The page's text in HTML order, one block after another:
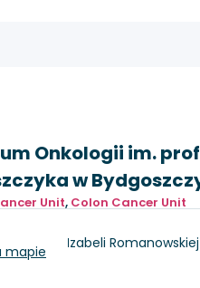
Onkologii im.
w
Unit, Colon Cancer Unit
ul. dr Izabeli
mapie